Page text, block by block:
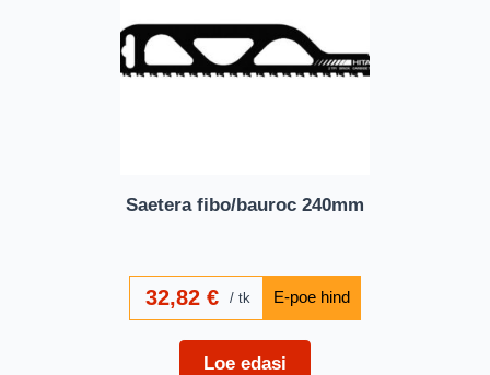
Saetera fibo/bauroc 240mm
32,82 € tk
Loe edasi